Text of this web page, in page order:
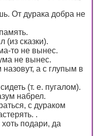
От дурака добра не
(из сказки).
то не вынес.
не вынес.
а с глупым в
(т. е. пугалом).
набрел.
с дураком
.
подари, да